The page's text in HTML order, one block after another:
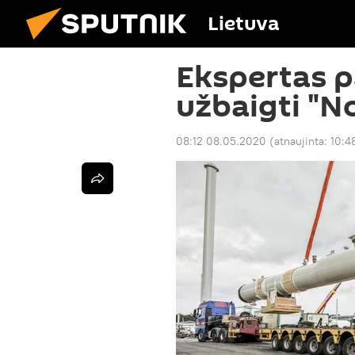
Lietuva
Ekspertas
užbaigti
08:12 08.05.2020 (atnaujinta: